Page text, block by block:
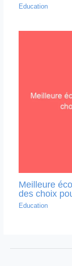
Education
Meilleure
des choix
Education